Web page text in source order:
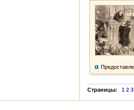
Страницы: 1 2 3